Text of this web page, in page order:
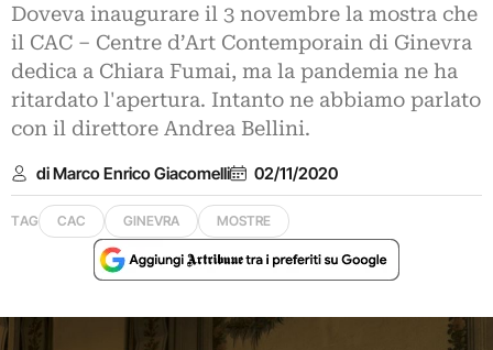
Doveva inaugurare il 3 novembre la mostra che
il CAC – Centre d’Art Contemporain di Ginevra
dedica a Chiara Fumai, ma la pandemia ne ha
ritardato l'apertura. Intanto ne abbiamo parlato
con il direttore Andrea Bellini.
di Marco Enrico Giacomelli 02/11/2020
TAG CAC GINEVRA MOSTRE